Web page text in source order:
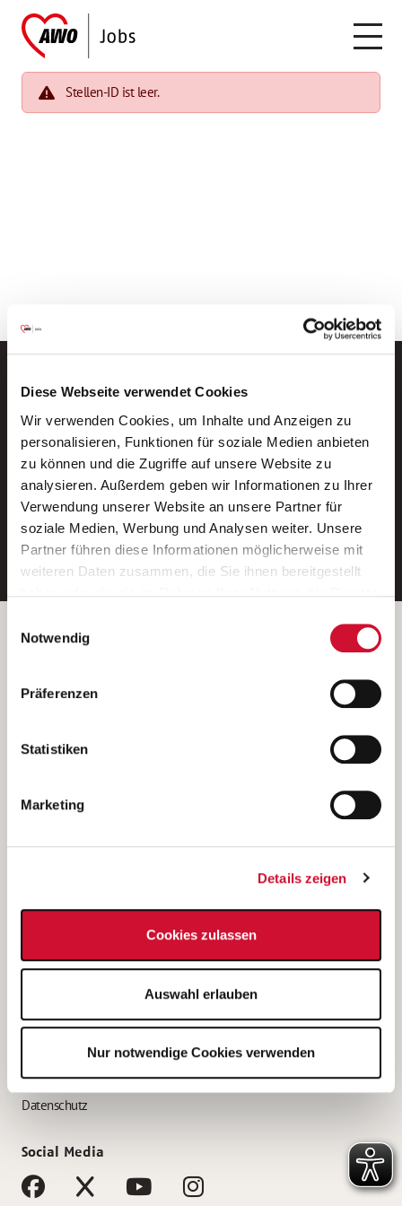
Diese Webseite verwendet Cookies
Wir verwenden Cookies, um Inhalte und Anzeigen zu
personalisieren, Funktionen für soziale Medien anbieten
zu können und die Zugriffe auf unsere Website zu
analysieren. Außerdem geben wir Informationen zu Ihrer
Verwendung unserer Website an unsere Partner für
soziale Medien, Werbung und Analysen weiter. Unsere
Partner führen diese Informationen möglicherweise mit
weiteren Daten zusammen, die Sie ihnen bereitgestellt
Wenn Sie auf „Cookies zulassen“ klicken, so stimmen
Sie der Speicherung sämtlicher Cookies zu. Sie können
Ihre Einwilligung selbstverständlich jederzeit widerrufen,
indem Sie die Cookie-Einstellungen aufrufen und diese
unsererDatenschutzerklärung
Notwendig
Präferenzen
Statistiken
Marketing
Details zeigen
Cookies zulassen
Auswahl erlauben
Nur notwendige Cookies verwenden
Stellen-ID ist leer.
Neue Stellen per E-Mail.
Ein kostenloser Service von AWO
Jobs.
E-Mail-Adresse eintragen
Betreiber der Webseite
Kantstraße 45a
(Ein Tochterunternehmen des AWO Bezirksverbandes Unterfranken
e.V.)
Bewerbung als Altenpflegehelfer*in
Bewerbung als Erzieher*in
AWO Gliederungen nach Bundesland
Impressum
Datenschutz
Social Media